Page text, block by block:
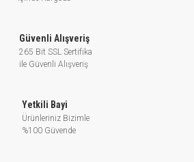
Güvenli Alışveriş
265 Bit SSL Sertifika
ile Güvenli Alışveriş
Yetkili Bayi
Ürünleriniz Bizimle
%100 Güvende